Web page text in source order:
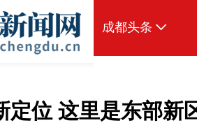
成都头条
本地
定位 这里是东部新